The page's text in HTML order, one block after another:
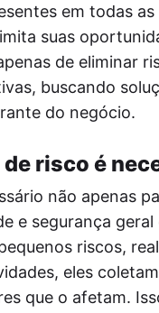
em todas
suas
de eliminar
buscando
do negócio.
risco é
não apenas
e segurança
riscos,
eles
que o afetam.